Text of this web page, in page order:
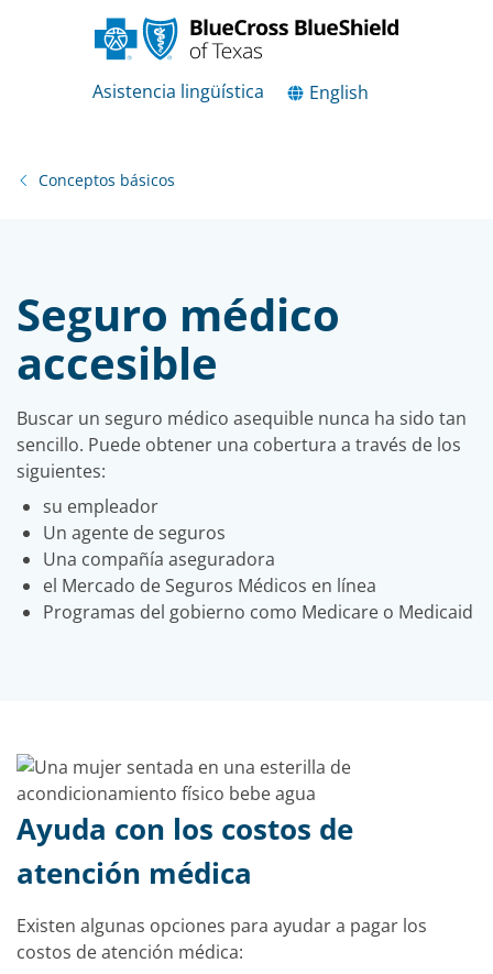
Asistencia lingüística English
Conceptos básicos
Seguro médico
accesible
Buscar un seguro médico asequible nunca ha sido tan
sencillo. Puede obtener una cobertura a través de los
siguientes:
su empleador
Un agente de seguros
Una compañía aseguradora
el Mercado de Seguros Médicos en línea
Programas del gobierno como Medicare o Medicaid
Ayuda con los costos de
atención médica
Existen algunas opciones para ayudar a pagar los
costos de atención médica: